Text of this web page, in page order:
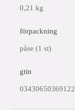
0,21 kg
förpackning
påse (1 st)
gtin
03430650369122